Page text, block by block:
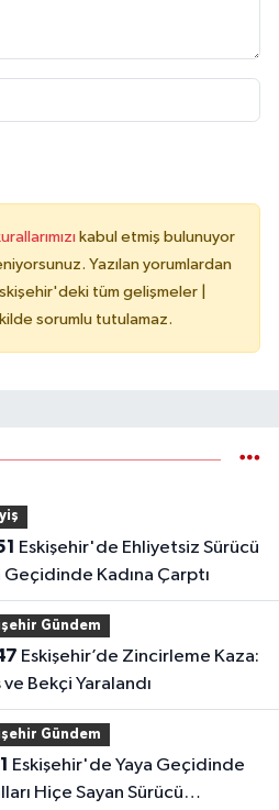
kabul etmiş bulunuyor
Yazılan yorumlardan
tüm gelişmeler |
sorumlu tutulamaz.
Geçidinde Kadına Çarptı
Gündem
ve Bekçi Yaralandı
Gündem
Hiçe Sayan Sürücü